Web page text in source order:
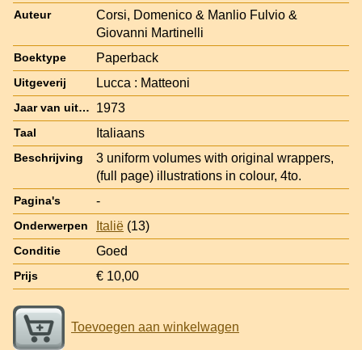
Auteur
Corsi, Domenico & Manlio Fulvio &
Giovanni Martinelli
Boektype Paperback
Uitgeverij Lucca : Matteoni
Jaar van uitgave 1973
Taal Italiaans
Beschrijving
3 uniform volumes with original wrappers,
(full page) illustrations in colour, 4to.
Pagina's -
Onderwerpen Italië (13)
Conditie Goed
Prijs € 10,00
Toevoegen aan winkelwagen